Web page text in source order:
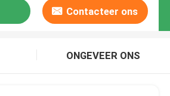
Contacteer ons
ONGEVEER ONS